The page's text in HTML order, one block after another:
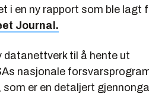
i en ny rapport som ble lagt
Journal.
datanettverk til å hente ut
nasjonale
er en detaljert